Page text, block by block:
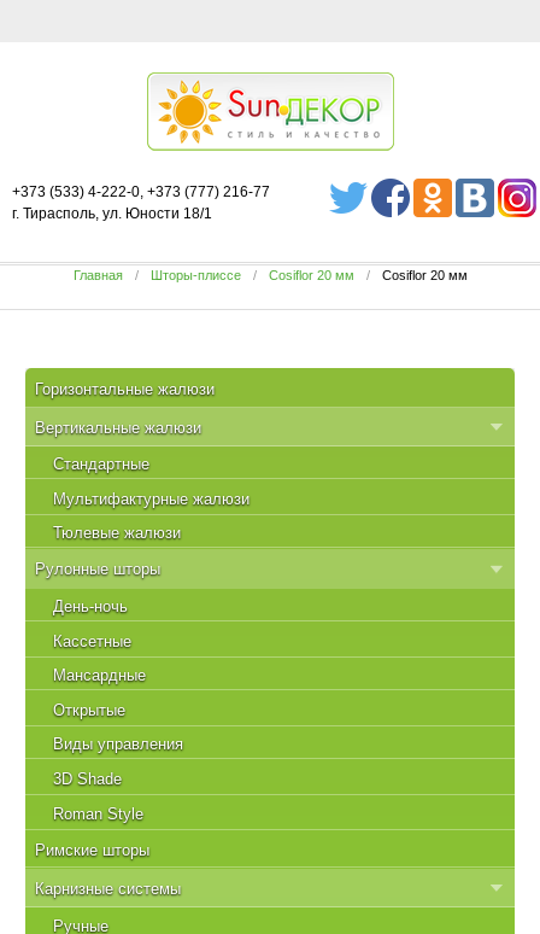
+373 (533) 4-222-0, +373 (777) 216-77
г. Тирасполь, ул. Юности 18/1
Главная Шторы-плиссе Cosiflor 20 мм Cosiflor 20 мм
Горизонтальные жалюзи
Вертикальные жалюзи
Стандартные
Мультифактурные жалюзи
Тюлевые жалюзи
Рулонные шторы
День-ночь
Кассетные
Мансардные
Открытые
Виды управления
3D Shade
Roman Style
Римские шторы
Карнизные системы
Ручные